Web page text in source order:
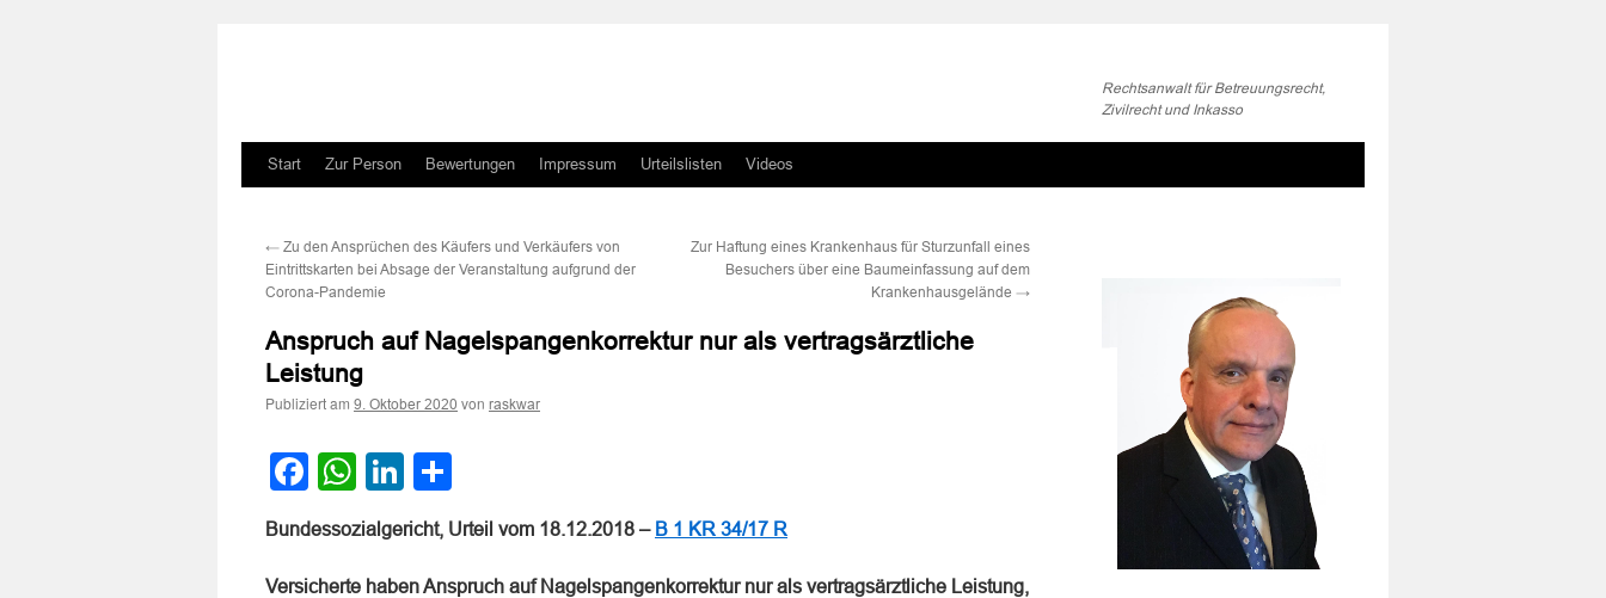
Rechtsanwalt für Betreuungsrecht,
Zivilrecht und Inkasso
Zum
springen
Start Zur Person Bewertungen Impressum Urteilslisten Videos
← Zu den Ansprüchen des Käufers und Verkäufers von
Eintrittskarten bei Absage der Veranstaltung aufgrund der
Corona-Pandemie
Zur Haftung eines Krankenhaus für Sturzunfall eines
Besuchers über eine Baumeinfassung auf dem
Krankenhausgelände →
Anspruch auf Nagelspangenkorrektur nur als vertragsärztliche
Leistung
Publiziert am 9. Oktober 2020 von raskwar
Facebook
WhatsApp
LinkedIn
Bundessozialgericht, Urteil vom 18.12.2018 – B 1 KR 34/17 R
Versicherte haben Anspruch auf Nagelspangenkorrektur nur als vertragsärztliche Leistung,